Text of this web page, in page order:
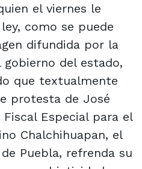
el viernes le
como se puede
difundida por la
del estado,
que textualmente
protesta de José
Especial para el
Chalchihuapan, el
Puebla, refrenda su